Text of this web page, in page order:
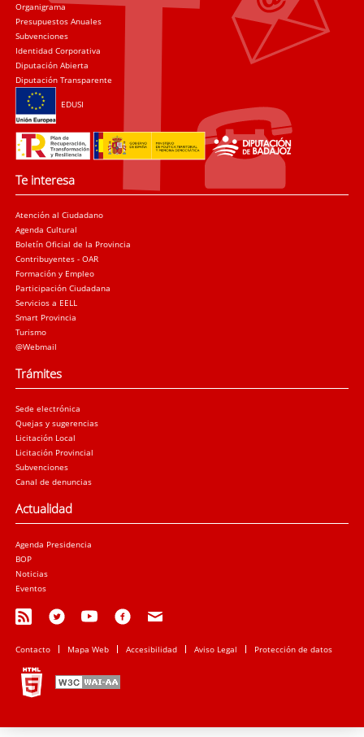
Organigrama
Presupuestos Anuales
Subvenciones
Identidad Corporativa
Diputación Abierta
Diputación Transparente
EDUSI
Te interesa
Atención al Ciudadano
Agenda Cultural
Boletín Oficial de la Provincia
Contribuyentes - OAR
Formación y Empleo
Participación Ciudadana
Servicios a EELL
Smart Provincia
Turismo
@Webmail
Trámites
Sede electrónica
Quejas y sugerencias
Licitación Local
Licitación Provincial
Subvenciones
Canal de denuncias
Actualidad
Agenda Presidencia
BOP
Noticias
Eventos
Contacto Mapa Web Accesibilidad Aviso Legal Protección de datos